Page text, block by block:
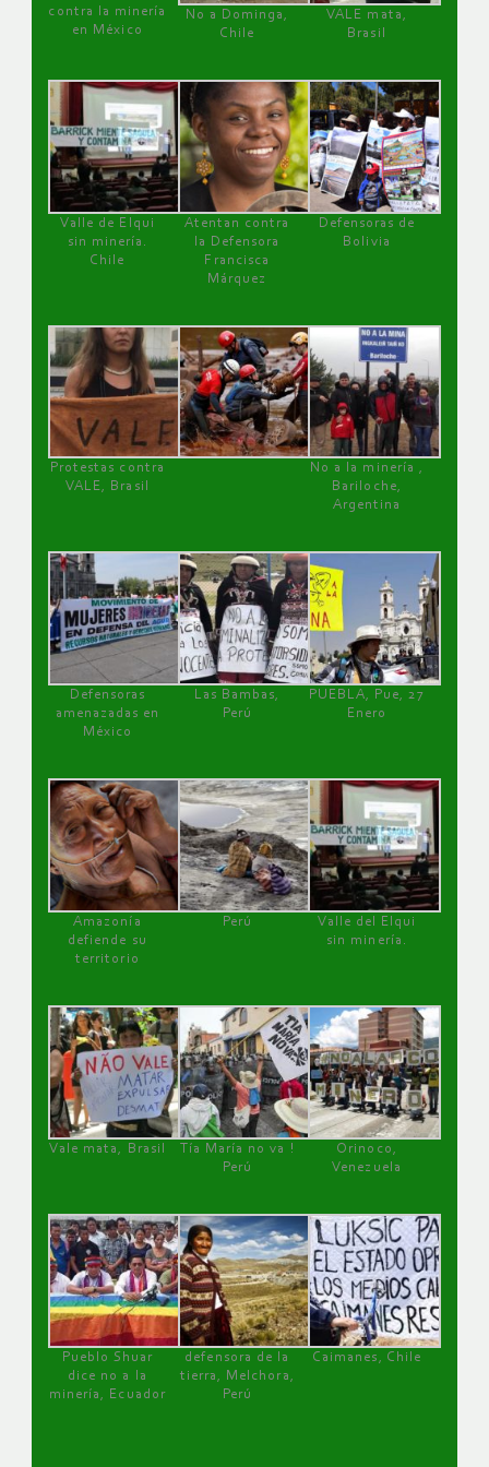
contra la minería
en México
No a Dominga,
Chile
VALE mata,
Brasil
Valle de Elqui
sin minería.
Chile
Atentan contra
la Defensora
Francisca
Márquez
Defensoras de
Bolivia
Protestas contra
VALE, Brasil
No a la minería ,
Bariloche,
Argentina
Defensoras
amenazadas en
México
Las Bambas,
Perú
PUEBLA, Pue, 27
Enero
Amazonía
defiende su
territorio
Perú
Valle del Elqui
sin minería.
Vale mata, Brasil
Tía María no va !
Perú
Orinoco,
Venezuela
Pueblo Shuar
dice no a la
minería, Ecuador
defensora de la
tierra, Melchora,
Perú
Caimanes, Chile